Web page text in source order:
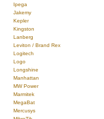
Ipega
Jakemy
Kepler
Kingston
Lanberg
Leviton / Brand Rex
Logitech
Logo
Longshine
Manhattan
MW Power
Marmitek
MegaBat
Mercusys